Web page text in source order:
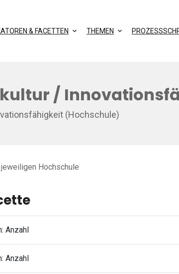
& FACETTEN THEMEN
/
(Hochschule)
Hochschule
Anzahl
Anzahl